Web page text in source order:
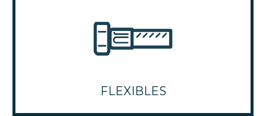
FLEXIBLES